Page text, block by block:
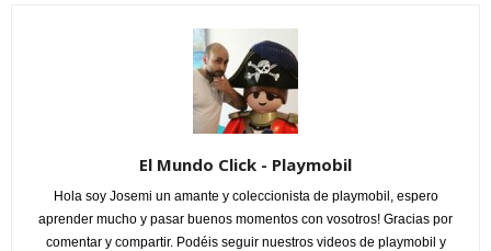
El Mundo Click - Playmobil
Hola soy Josemi un amante y coleccionista de playmobil, espero
aprender mucho y pasar buenos momentos con vosotros! Gracias por
comentar y compartir. Podéis seguir nuestros videos de playmobil y